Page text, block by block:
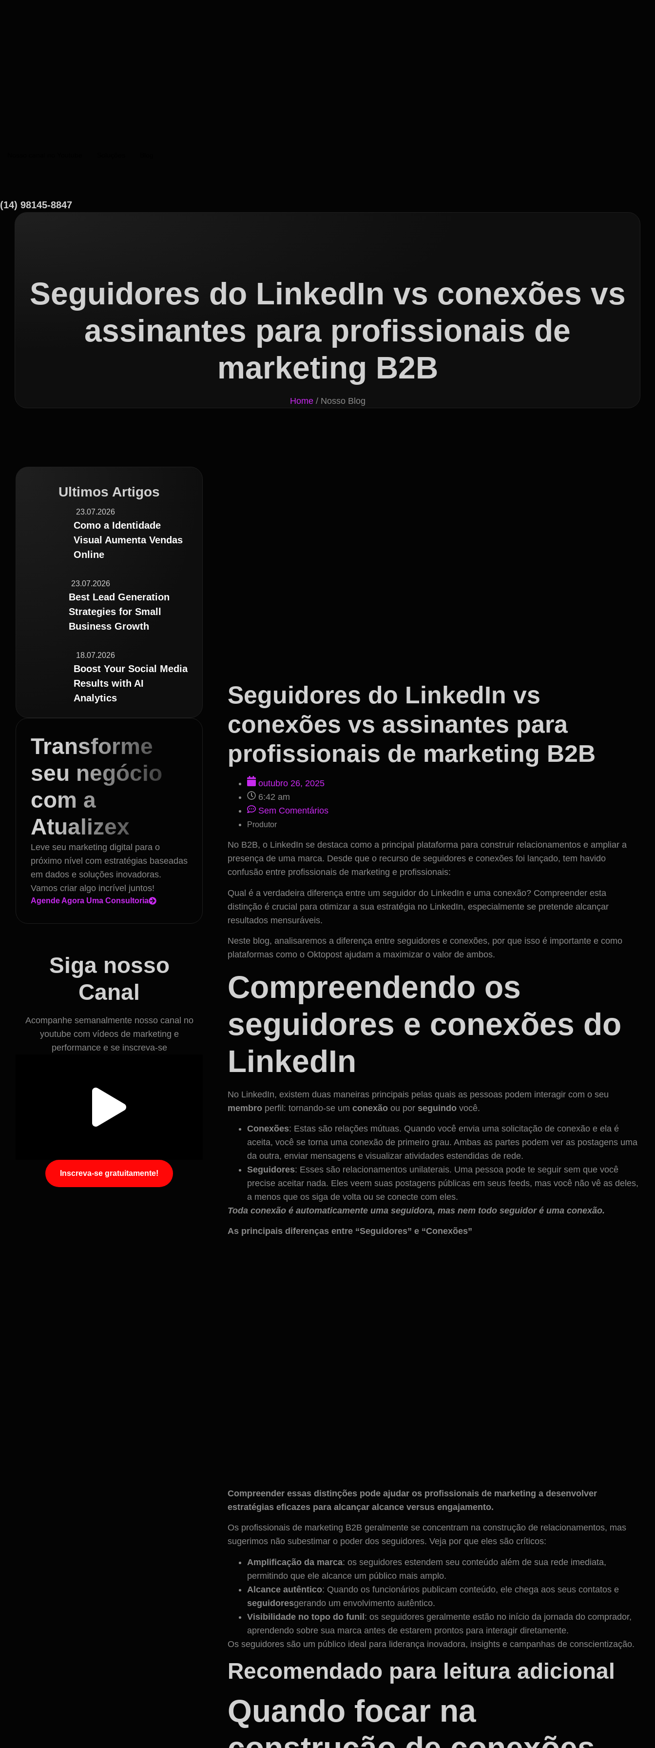
(14) 98145-8847
Seguidores do LinkedIn vs conexões vs
assinantes para profissionais de
marketing B2B
Home/ Nosso Blog
Ultimos Artigos
23.07.2026
Como a Identidade
Visual Aumenta Vendas
Online
23.07.2026
Best Lead Generation
Strategies for Small
Business Growth
18.07.2026
Boost Your Social Media
Results with AI
Analytics
Transforme
seu negócio
com a
Atualizex
Leve seu marketing digital para o
próximo nível com estratégias baseadas
em dados e soluções inovadoras.
Vamos criar algo incrível juntos!
Agende Agora Uma Consultoria
Siga nosso
Canal
Acompanhe semanalmente nosso canal no
youtube com vídeos de marketing e
performance e se inscreva-se
Inscreva-se gratuitamente!
Seguidores do LinkedIn vs
conexões vs assinantes para
profissionais de marketing B2B
outubro 26, 2025
6:42 am
Sem Comentários
Produtor
No B2B, o LinkedIn se destaca como a principal plataforma para construir relacionamentos e ampliar a
presença de uma marca. Desde que o recurso de seguidores e conexões foi lançado, tem havido
confusão entre profissionais de marketing e profissionais:
Qual é a verdadeira diferença entre um seguidor do LinkedIn e uma conexão? Compreender esta
distinção é crucial para otimizar a sua estratégia no LinkedIn, especialmente se pretende alcançar
resultados mensuráveis.
Neste blog, analisaremos a diferença entre seguidores e conexões, por que isso é importante e como
plataformas como o Oktopost ajudam a maximizar o valor de ambos.
Compreendendo os
seguidores e conexões do
LinkedIn
No LinkedIn, existem duas maneiras principais pelas quais as pessoas podem interagir com o seu
membro perfil: tornando-se umconexão ou por seguindo você.
Conexões: Estas são relações mútuas. Quando você envia uma solicitação de conexão e ela é
aceita, você se torna uma conexão de primeiro grau. Ambas as partes podem ver as postagens uma
da outra, enviar mensagens e visualizar atividades estendidas de rede.
Seguidores: Esses são relacionamentos unilaterais. Uma pessoa pode te seguir sem que você
precise aceitar nada. Eles veem suas postagens públicas em seus feeds, mas você não vê as deles,
a menos que os siga de volta ou se conecte com eles.
Toda conexão é automaticamente uma seguidora, mas nem todo seguidor é uma conexão.
As principais diferenças entre “Seguidores” e “Conexões”
Compreender essas distinções pode ajudar os profissionais de marketing a desenvolver
estratégias eficazes para alcançar alcance versus engajamento.
Os profissionais de marketing B2B geralmente se concentram na construção de relacionamentos, mas
sugerimos não subestimar o poder dos seguidores. Veja por que eles são críticos:
Amplificação da marca: os seguidores estendem seu conteúdo além de sua rede imediata,
permitindo que ele alcance um público mais amplo.
Alcance autêntico: Quando os funcionários publicam conteúdo, ele chega aos seus contatos e
seguidoresgerando um envolvimento autêntico.
Visibilidade no topo do funil: os seguidores geralmente estão no início da jornada do comprador,
aprendendo sobre sua marca antes de estarem prontos para interagir diretamente.
Os seguidores são um público ideal para liderança inovadora, insights e campanhas de conscientização.
Recomendado para leitura adicional
Quando focar na